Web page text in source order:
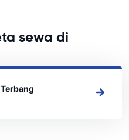
sewa di
di Bulawayo